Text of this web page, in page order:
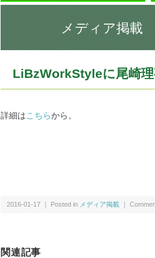
メディア掲載
LiBzWorkStyleに尾崎
詳細はこちらから。
2016-01-17 ｜ Posted in メディア掲載 ｜
関連記事